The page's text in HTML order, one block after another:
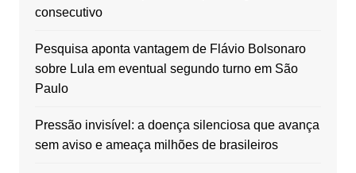
consecutivo
Pesquisa aponta vantagem de Flávio Bolsonaro
sobre Lula em eventual segundo turno em São
Paulo
Pressão invisível: a doença silenciosa que avança
sem aviso e ameaça milhões de brasileiros